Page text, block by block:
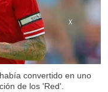
convertido en uno
de los 'Red'.
X